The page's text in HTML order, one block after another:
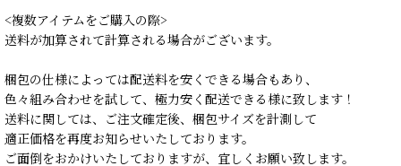
<複数アイテムをご購入の際>
送料が加算されて計算される場合がございます。
梱包の仕様によっては配送料を安くできる場合もあり、
色々組み合わせを試して、極力安く配送できる様に致します！
送料に関しては、ご注文確定後、梱包サイズを計測して
適正価格を再度お知らせいたしております。
ご面倒をおかけいたしておりますが、宜しくお願い致します。